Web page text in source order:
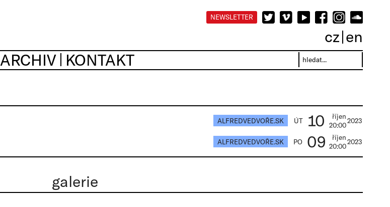
NEWSLETTER
cz en
ARCHIV KONTAKT
ALFREDVEDVOŘE.SK ÚT 10
říjen
20:00
2023
ALFREDVEDVOŘE.SK PO 09
říjen
20:00
2023
galerie